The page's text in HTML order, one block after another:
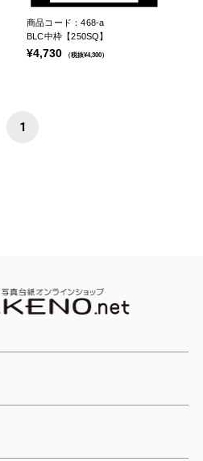
商品コード：468-a
BLC中枠【250SQ】
¥4,730 （税抜¥4,300）
1